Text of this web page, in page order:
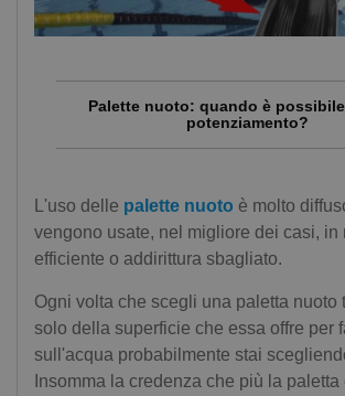
Palette nuoto: quando è
potenziamento?
L'uso delle palette nuoto è molto
vengono usate, nel migliore dei casi, in
efficiente o addirittura sbagliato.
Ogni volta che scegli una paletta nuoto
solo della superficie che essa offre per
sull'acqua probabilmente stai
Insomma la credenza che più la